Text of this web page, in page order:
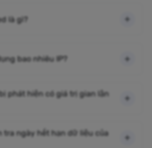
là gì?
bao nhiêu IP?
phát hiện có giá trị gian lận
tra ngày hết hạn dữ liệu của